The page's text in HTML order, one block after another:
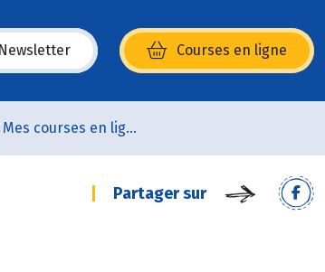
Newsletter Courses en ligne
dans une nouvelle fenêtre)
Mes courses en ligne
Partager sur